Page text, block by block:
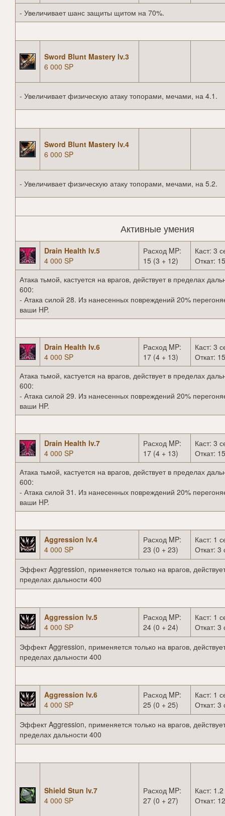
- Увеличивает шанс защиты щитом на 70%.
Sword Blunt Mastery lv.3
6 000 SP
- Увеличивает физическую атаку топорами, мечами, на 4.1.
Sword Blunt Mastery lv.4
6 000 SP
- Увеличивает физическую атаку топорами, мечами, на 5.2.
Активные умения
Drain Health lv.5
4 000 SP
Расход MP:
15 (3 + 12)
Каст: 3
Откат:
Атака тьмой, кастуется на врагов, действует в пределах
600:
- Атака силой 28. Из нанесенных повреждений 20%
ваши HP.
Drain Health lv.6
4 000 SP
Расход MP:
17 (4 + 13)
Каст: 3
Откат:
Атака тьмой, кастуется на врагов, действует в пределах
600:
- Атака силой 29. Из нанесенных повреждений 20%
ваши HP.
Drain Health lv.7
4 000 SP
Расход MP:
17 (4 + 13)
Каст: 3
Откат:
Атака тьмой, кастуется на врагов, действует в пределах
600:
- Атака силой 31. Из нанесенных повреждений 20%
ваши HP.
Aggression lv.4
4 000 SP
Расход MP:
23 (0 + 23)
Каст: 1
Откат: 3
Эффект Aggression, применяется только на врагов,
пределах дальности 400
Aggression lv.5
4 000 SP
Расход MP:
24 (0 + 24)
Каст: 1
Откат: 3
Эффект Aggression, применяется только на врагов,
пределах дальности 400
Aggression lv.6
4 000 SP
Расход MP:
25 (0 + 25)
Каст: 1
Откат: 3
Эффект Aggression, применяется только на врагов,
пределах дальности 400
Shield Stun lv.7
4 000 SP
Расход MP:
27 (0 + 27)
Каст:
Откат: